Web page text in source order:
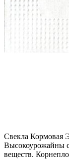
Свекла Кормовая
Высокоурожайны
веществ.